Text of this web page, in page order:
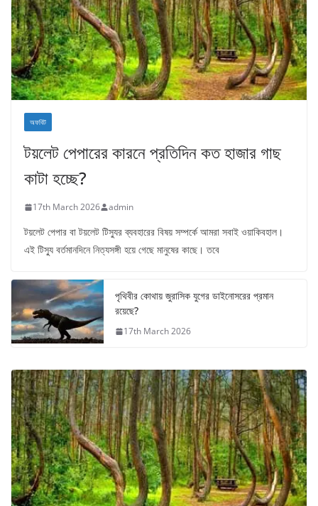
অফবিট
টয়লেট পেপারের কারনে প্রতিদিন কত হাজার গাছ
কাটা হচ্ছে?
17th March 2026 admin
টয়লেট পেপার বা টয়লেট টিস্যুর ব্যবহারের বিষয় সম্পর্কে আমরা সবাই ওয়াকিবহাল।
এই টিস্যু বর্তমানদিনে নিত্যসঙ্গী হয়ে গেছে মানুষের কাছে। তবে
পৃথিবীর কোথায় জুরাসিক যুগের ডাইনোসরের প্রমান
রয়েছে?
17th March 2026